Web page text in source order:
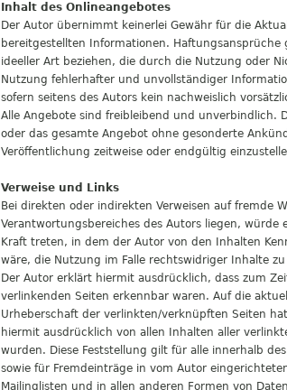
Inhalt des Onlineangebotes
Der Autor übernimmt keinerlei Gewähr für die
bereitgestellten Informationen.
ideeller Art beziehen, die durch die Nutzung oder
Nutzung fehlerhafter und unvollständiger
sofern seitens des Autors kein nachweislich
Alle Angebote sind freibleibend und unverbindlich.
oder das gesamte Angebot ohne gesonderte
Veröffentlichung zeitweise oder endgültig
Verweise und Links
Bei direkten oder indirekten Verweisen auf fremde
Verantwortungsbereiches des Autors liegen,
Kraft treten, in dem der Autor von den Inhalten
wäre, die Nutzung im Falle rechtswidriger Inhalte
Der Autor erklärt hiermit ausdrücklich, dass zum
verlinkenden Seiten erkennbar waren. Auf die
Urheberschaft der verlinkten/verknüpften Seiten
hiermit ausdrücklich von allen Inhalten aller
wurden. Diese Feststellung gilt für alle innerhalb
sowie für Fremdeinträge in vom Autor
Mailinglisten und in allen anderen Formen von